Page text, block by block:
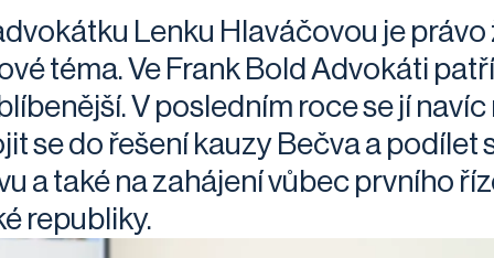
Lenku Hlaváčovou je
téma. Ve Frank Bold Advokáti
V posledním roce se jí
se do řešení kauzy Bečva a
a také na zahájení vůbec prvního
republiky.